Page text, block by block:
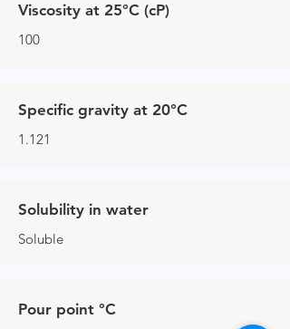
Viscosity at 25°C (cP)
100
Specific gravity at 20°C
1.121
Solubility in water
Soluble
Pour point °C